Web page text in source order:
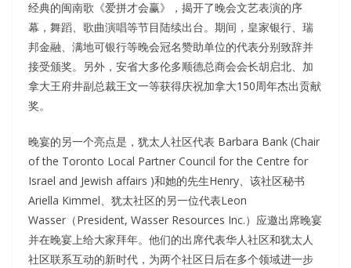
经典的闽南歌《爱拼才会赢》，揭开了晚会文艺表演的序
幕，舞蹈、歌曲演唱等节目陆续出台。期间，皇家银行、瑞
邦金融、满地可银行等晚会冠名赞助单位的代表分别致辞并
接受颁奖。另外，安省大多伦多顺德总商会会长胡启北、加
拿大王府井副总裁王文一等获得庆祝加拿大150周年杰出贡献
奖。
晚宴的另一个亮点是，犹太人社区代表 Barbara Bank (Chair
of the Toronto Local Partner Council for the Centre for
Israel and Jewish affairs )和她的先生Henry、该社区秘书
Ariella Kimmel、犹太社区的另一位代表Leon
Wasser（President, Wasser Resources Inc.）应邀出席晚宴
并在晚宴上给大家拜年。他们的出席代表华人社区和犹太人
社区联系互动的新时代，为两个社区日后在多个领域进一步